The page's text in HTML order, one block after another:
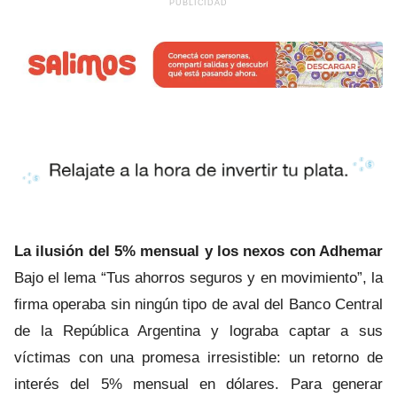
La ilusión del 5% mensual y los nexos con Adhemar
Bajo el lema “Tus ahorros seguros y en movimiento”, la
firma operaba sin ningún tipo de aval del Banco Central
de la República Argentina y lograba captar a sus
víctimas con una promesa irresistible: un retorno de
interés del 5% mensual en dólares. Para generar